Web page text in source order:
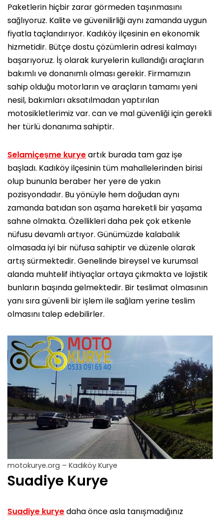
Paketlerin hiçbir zarar görmeden taşınmasını
sağlıyoruz. Kalite ve güvenilirliği aynı zamanda uygun
fiyatla taçlandırıyor. Kadıköy ilçesinin en ekonomik
hizmetidir. Bütçe dostu çözümlerin adresi kalmayı
başarıyoruz. İş olarak kuryelerin kullandığı araçların
bakımlı ve donanımlı olması gerekir. Firmamızın
sahip olduğu motorların ve araçların tamamı yeni
nesil, bakımları aksatılmadan yaptırılan
motosikletlerimiz var. can ve mal güvenliği için gerekli
her türlü donanıma sahiptir.
Selamiçeşme kuryeartık burada tam gaz işe
başladı. Kadıköy ilçesinin tüm mahallelerinden birisi
olup bununla beraber her yere de yakın
pozisyondadır. Bu yönüyle hem doğudan aynı
zamanda batıdan son aşama hareketli bir yaşama
sahne olmakta. Özellikleri daha pek çok etkenle
nüfusu devamlı artıyor. Günümüzde kalabalık
olmasada iyi bir nüfusa sahiptir ve düzenle olarak
artış sürmektedir. Genelinde bireysel ve kurumsal
alanda muhtelif ihtiyaçlar ortaya çıkmakta ve lojistik
bunların başında gelmektedir. Bir teslimat olmasının
yanı sıra güvenli bir işlem ile sağlam yerine teslim
olmasını talep edebilirler.
motokurye.org – Kadıköy Kurye
Suadiye Kurye
Suadiye kuryedaha önce asla tanışmadığınız